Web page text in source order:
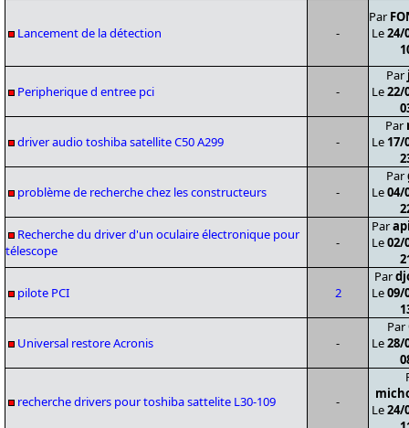
Lancement de la détection -
Par
Le24/
Peripherique d entree pci -
Par
Le22/
driver audio toshiba satellite C50 A299 -
Par
Le 17/
problème de recherche chez les constructeurs -
Par
Le04/
Recherche du driver d'un oculaire électronique pour
télescope
-
Par
Le02/
pilote PCI 2
Par
Le09/
Universal restore Acronis -
Par
Le28/
recherche drivers pour toshiba sattelite L30-109 -
Le24/